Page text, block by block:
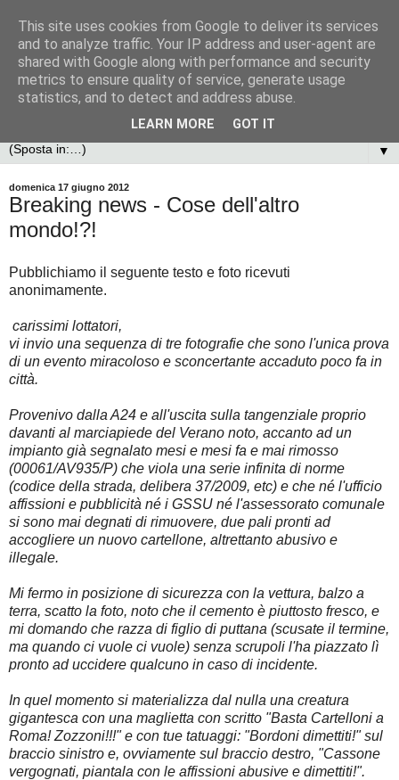
▼
domenica 17 giugno 2012
Breaking news - Cose dell'altro
mondo!?!
Pubblichiamo il seguente testo e foto ricevuti
anonimamente.
carissimi lottatori,
vi invio una sequenza di tre fotografie che sono l'unica prova
di un evento miracoloso e sconcertante accaduto poco fa in
città.
Provenivo dalla A24 e all'uscita sulla tangenziale proprio
davanti al marciapiede del Verano noto, accanto ad un
impianto già segnalato mesi e mesi fa e mai rimosso
(00061/AV935/P) che viola una serie infinita di norme
(codice della strada, delibera 37/2009, etc) e che né l'ufficio
affissioni e pubblicità né i GSSU né l'assessorato comunale
si sono mai degnati di rimuovere, due pali pronti ad
accogliere un nuovo cartellone, altrettanto abusivo e
illegale.
Mi fermo in posizione di sicurezza con la vettura, balzo a
terra, scatto la foto, noto che il cemento è piuttosto fresco, e
mi domando che razza di figlio di puttana (scusate il termine,
ma quando ci vuole ci vuole) senza scrupoli l'ha piazzato lì
pronto ad uccidere qualcuno in caso di incidente.
In quel momento si materializza dal nulla una creatura
gigantesca con una maglietta con scritto "Basta Cartelloni a
Roma! Zozzoni!!!" e con tue tatuaggi: "Bordoni dimettiti!" sul
braccio sinistro e, ovviamente sul braccio destro, "Cassone
vergognati, piantala con le affissioni abusive e dimettiti!".
This site uses cookies from Google to deliver its services
and to analyze traffic. Your IP address and user-agent are
shared with Google along with performance and security
metrics to ensure quality of service, generate usage
statistics, and to detect and address abuse.
LEARN MORE GOT IT